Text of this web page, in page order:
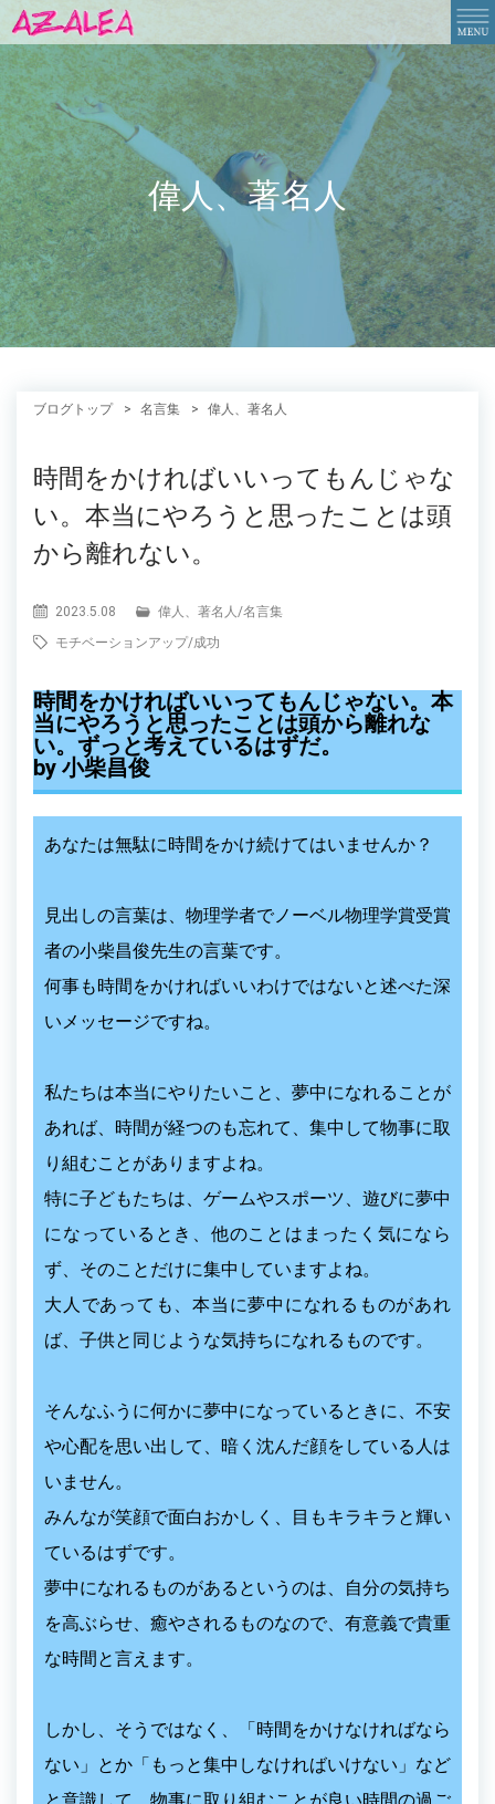
偉人、著名人
ブログトップ 名言集 偉人、著名人
時間をかければいいってもんじゃな
い。本当にやろうと思ったことは頭
から離れない。
2023.5.08 偉人、著名人 /名言集
モチベーションアップ/成功
時間をかければいいってもんじゃない。本
当にやろうと思ったことは頭から離れな
い。ずっと考えているはずだ。
by 小柴昌俊
あなたは無駄に時間をかけ続けてはいませんか？
見出しの言葉は、物理学者でノーベル物理学賞受賞
者の小柴昌俊先生の言葉です。
何事も時間をかければいいわけではないと述べた深
いメッセージですね。
私たちは本当にやりたいこと、夢中になれることが
あれば、時間が経つのも忘れて、集中して物事に取
り組むことがありますよね。
特に子どもたちは、ゲームやスポーツ、遊びに夢中
になっているとき、他のことはまったく気になら
ず、そのことだけに集中していますよね。
大人であっても、本当に夢中になれるものがあれ
ば、子供と同じような気持ちになれるものです。
そんなふうに何かに夢中になっているときに、不安
や心配を思い出して、暗く沈んだ顔をしている人は
いません。
みんなが笑顔で面白おかしく、目もキラキラと輝い
ているはずです。
夢中になれるものがあるというのは、自分の気持ち
を高ぶらせ、癒やされるものなので、有意義で貴重
な時間と言えます。
しかし、そうではなく、「時間をかけなければなら
ない」とか「もっと集中しなければいけない」など
と意識して、物事に取り組むことが良い時間の過ご